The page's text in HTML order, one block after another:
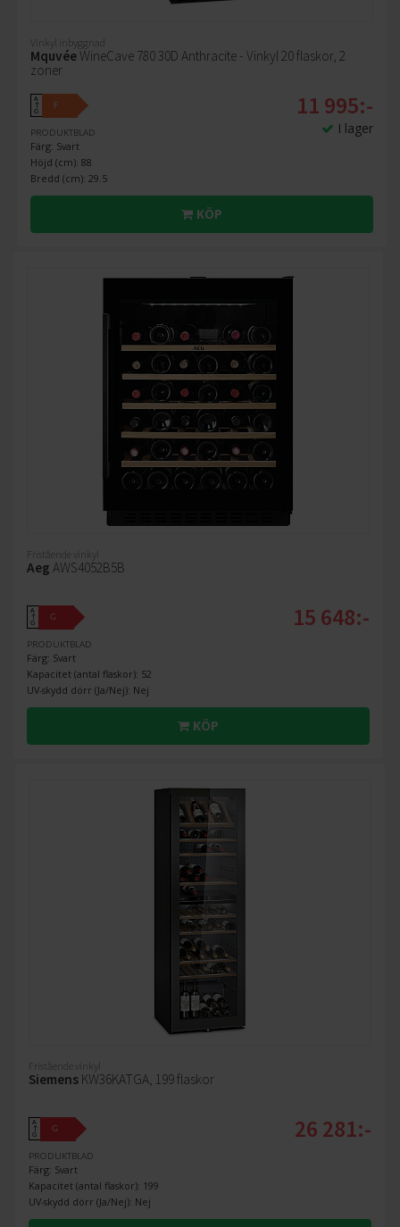
Vinkyl inbyggnad
MquvéeWineCave 780 30D Anthracite - Vinkyl 20 flaskor, 2
zoner
A
↑
G
F
PRODUKTBLAD
Färg: Svart
Höjd (cm): 88
Bredd (cm): 29.5
11 995:-
I lager
KÖP
Fristående vinkyl
Aeg AWS4052B5B
A
↑
G
G
PRODUKTBLAD
Färg: Svart
Kapacitet (antal flaskor): 52
UV-skydd dörr (Ja/Nej): Nej
15 648:-
KÖP
Fristående vinkyl
Siemens KW36KATGA, 199 flaskor
A
↑
G
G
PRODUKTBLAD
Färg: Svart
Kapacitet (antal flaskor): 199
UV-skydd dörr (Ja/Nej): Nej
26 281:-